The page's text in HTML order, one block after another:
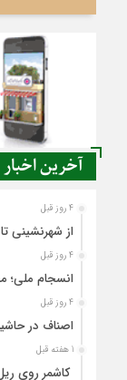
آخرین اخبار
4 روز قبل
از شهرنشینی
4 روز قبل
انسجام ملی؛
4 روز قبل
اصناف در
1 هفته قبل
کاشمر روی